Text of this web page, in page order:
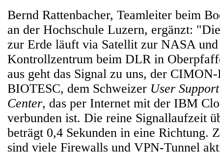
Bernd Rattenbacher, Teamleiter beim
an der Hochschule Luzern, ergänzt:
zur Erde läuft via Satellit zur NASA
Kontrollzentrum beim DLR in
aus geht das Signal zu uns, der
BIOTESC, dem Schweizer User
Center, das per Internet mit der IBM
verbunden ist. Die reine Signallaufzeit
beträgt 0,4 Sekunden in eine Richtung.
sind viele Firewalls und VPN-Tunnel